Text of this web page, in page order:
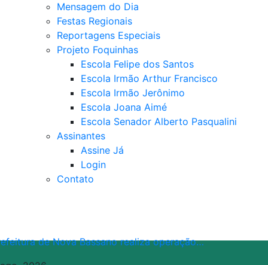
Mensagem do Dia
Festas Regionais
Reportagens Especiais
Projeto Foquinhas
Escola Felipe dos Santos
Escola Irmão Arthur Francisco
Escola Irmão Jerônimo
Escola Joana Aimé
Escola Senador Alberto Pasqualini
Assinantes
Assine Já
Login
Contato
de Nova Bassano realiza operação…